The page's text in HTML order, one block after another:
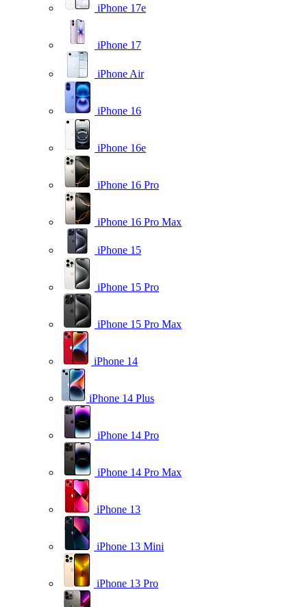
iPhone 17e
iPhone 17
iPhone Air
iPhone 16
iPhone 16e
iPhone 16 Pro
iPhone 16 Pro Max
iPhone 15
iPhone 15 Pro
iPhone 15 Pro Max
iPhone 14
iPhone 14 Plus
iPhone 14 Pro
iPhone 14 Pro Max
iPhone 13
iPhone 13 Mini
iPhone 13 Pro